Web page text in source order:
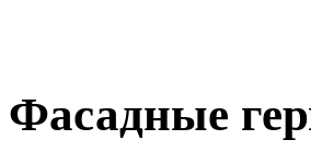
Фасадные